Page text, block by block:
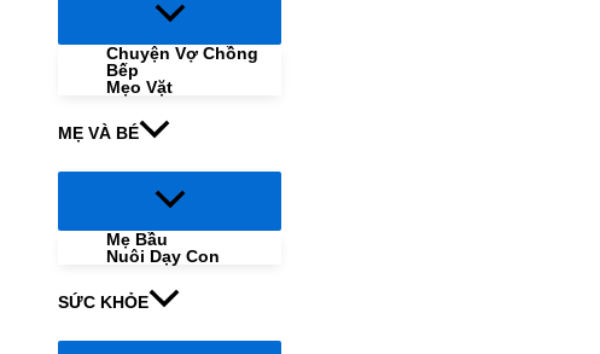
Menu
Chuyện Vợ Chồng
Bếp
Mẹo Vặt
MẸ VÀ BÉ
Menu
Mẹ Bầu
Nuôi Dạy Con
SỨC KHỎE